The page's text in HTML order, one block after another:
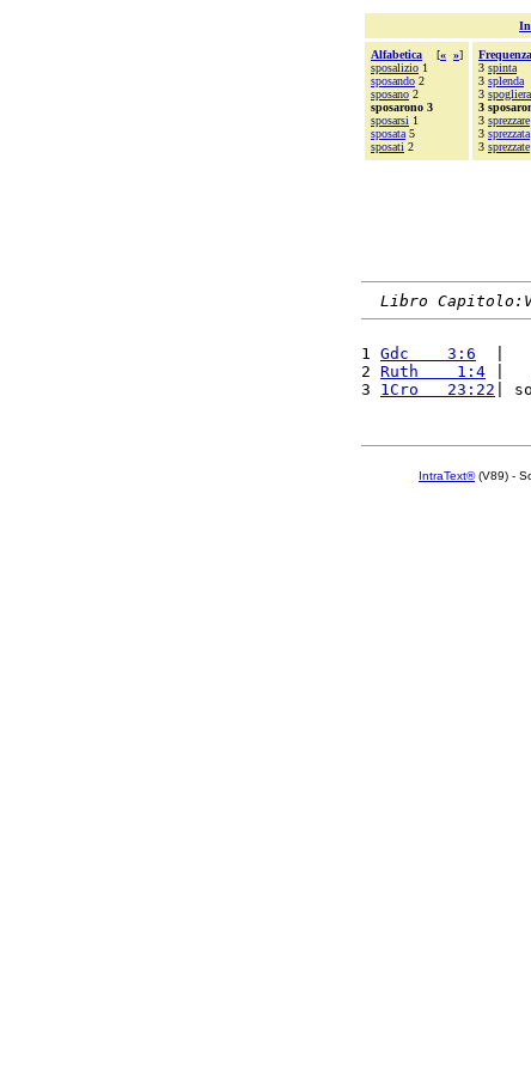
Alfabetica [« »]
sposalizio 1
sposando 2
sposano 2
sposarono 3
sposarsi 1
sposata 5
sposati 2
Frequenza
3 spinta
3 splenda
3
3
3 sprezzare
3 sprezzata
3 sprezzate
Libro
1 Gdc    3:6
|
2 Ruth    1:4 |
3 1Cro   23:22 |
IntraText®(V89) -